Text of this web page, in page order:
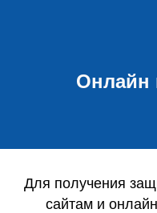
Онлайн
Для получения
сайтам и